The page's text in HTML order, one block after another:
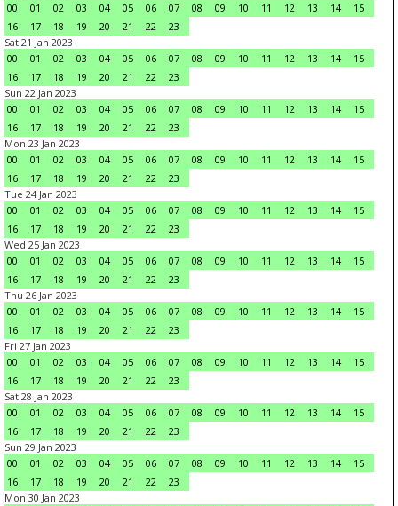
00
01 02 03 04 05 06 07 08 09 10 11 12 13 14
15
16
17 18 19 20 21 22
23
Sat 21 Jan 2023
00
01 02 03 04 05 06 07 08 09 10 11 12 13 14
15
16
17 18 19 20 21 22
23
Sun 22 Jan 2023
00
01 02 03 04 05 06 07 08 09 10 11 12 13 14
15
16
17 18 19 20 21 22
23
Mon 23 Jan 2023
00
01 02 03 04 05 06 07 08 09 10 11 12 13 14
15
16
17 18 19 20 21 22
23
Tue 24 Jan 2023
00
01 02 03 04 05 06 07 08 09 10 11 12 13 14
15
16
17 18 19 20 21 22
23
Wed 25 Jan 2023
00
01 02 03 04 05 06 07 08 09 10 11 12 13 14
15
16
17 18 19 20 21 22
23
Thu 26 Jan 2023
00
01 02 03 04 05 06 07 08 09 10 11 12 13 14
15
16
17 18 19 20 21 22
23
Fri 27 Jan 2023
00
01 02 03 04 05 06 07 08 09 10 11 12 13 14
15
16
17 18 19 20 21 22
23
Sat 28 Jan 2023
00
01 02 03 04 05 06 07 08 09 10 11 12 13 14
15
16
17 18 19 20 21 22
23
Sun 29 Jan 2023
00
01 02 03 04 05 06 07 08 09 10 11 12 13 14
15
16
17 18 19 20 21 22
23
Mon 30 Jan 2023